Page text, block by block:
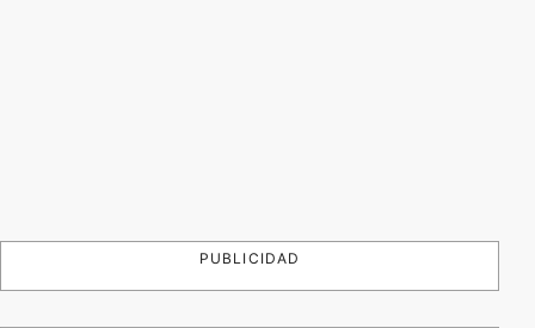
PUBLICIDAD